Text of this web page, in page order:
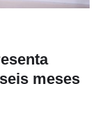
meses